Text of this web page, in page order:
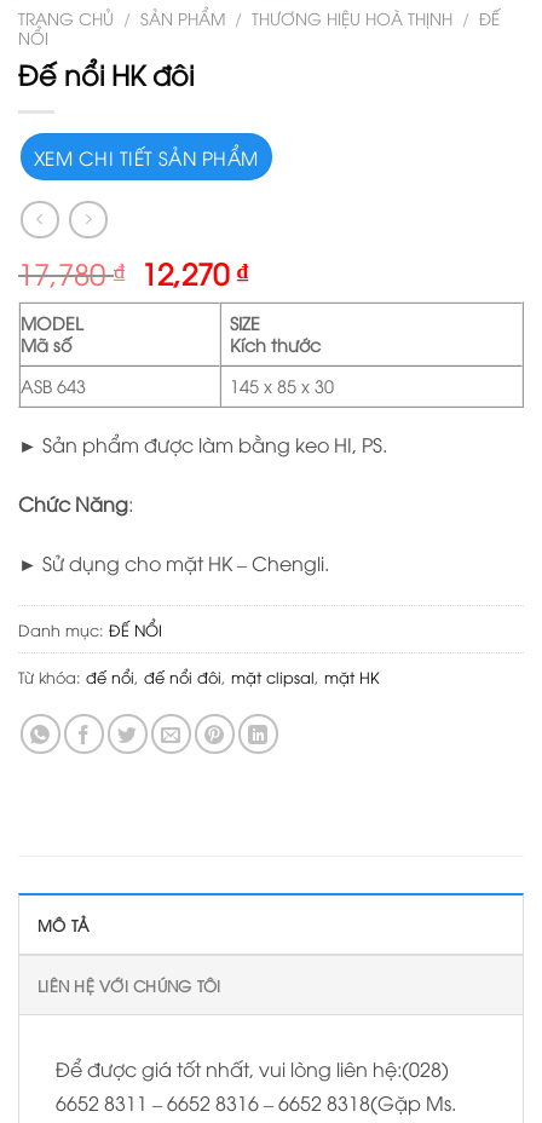
TRANG CHỦ / SẢN PHẨM / THƯƠNG HIỆU HOÀ THỊNH / ĐẾ
NỔI
Đế nổi HK đôi
XEM CHI TIẾT SẢN PHẨM
17,780₫ 12,270₫
MODEL
Mã số
SIZE
Kích thước
ASB 643
145 x 85 x 30
► Sản phẩm được làm bằng keo HI, PS.
Chức Năng:
► Sử dụng cho mặt HK – Chengli.
Danh mục: ĐẾ NỔI
Từ khóa: đế nổi, đế nổi đôi, mặt clipsal, mặt HK
MÔ TẢ
LIÊN HỆ VỚI CHÚNG TÔI
Để được giá tốt nhất, vui lòng liên hệ:(028)
6652 8311 – 6652 8316 – 6652 8318(Gặp Ms.